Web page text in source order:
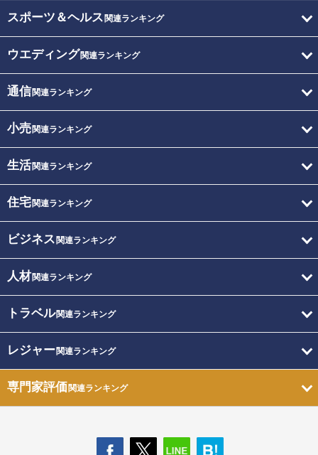
スポーツ＆ヘルス 関連ランキング
ウエディング関連ランキング
通信関連ランキング
小売関連ランキング
生活関連ランキング
住宅関連ランキング
ビジネス 関連ランキング
人材関連ランキング
トラベル関連ランキング
レジャー関連ランキング
専門家評価関連ランキング